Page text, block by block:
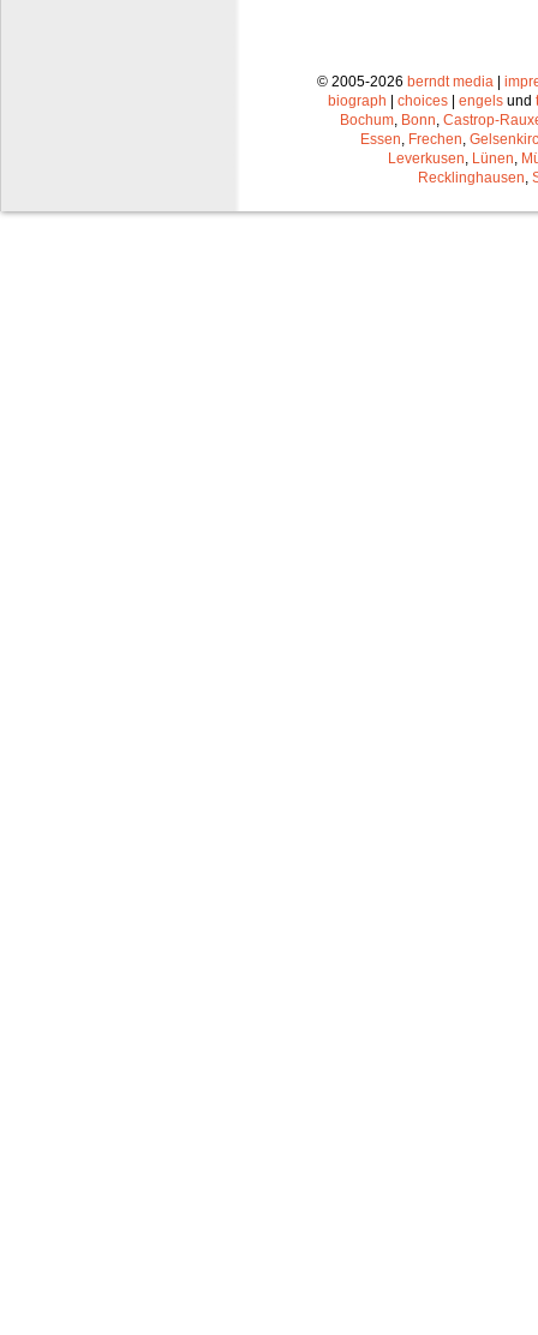
© 2005-2026 berndt media |
biograph | choices | engels und
Bochum Bonn Castrop-
Essen Frechen
Leverkusen Lünen
Recklinghausen